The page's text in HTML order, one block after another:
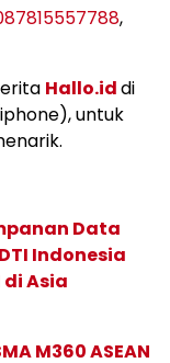
,
Hallo.iddi
untuk
Data
Indonesia
Asia
M360 ASEAN